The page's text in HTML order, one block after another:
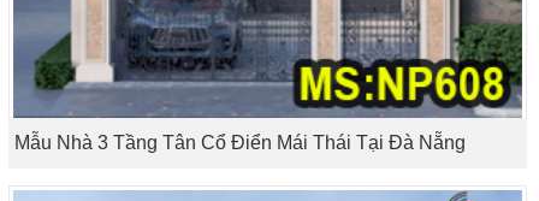
Mẫu Nhà 3 Tầng Tân Cổ Điển Mái Thái Tại Đà Nẵng